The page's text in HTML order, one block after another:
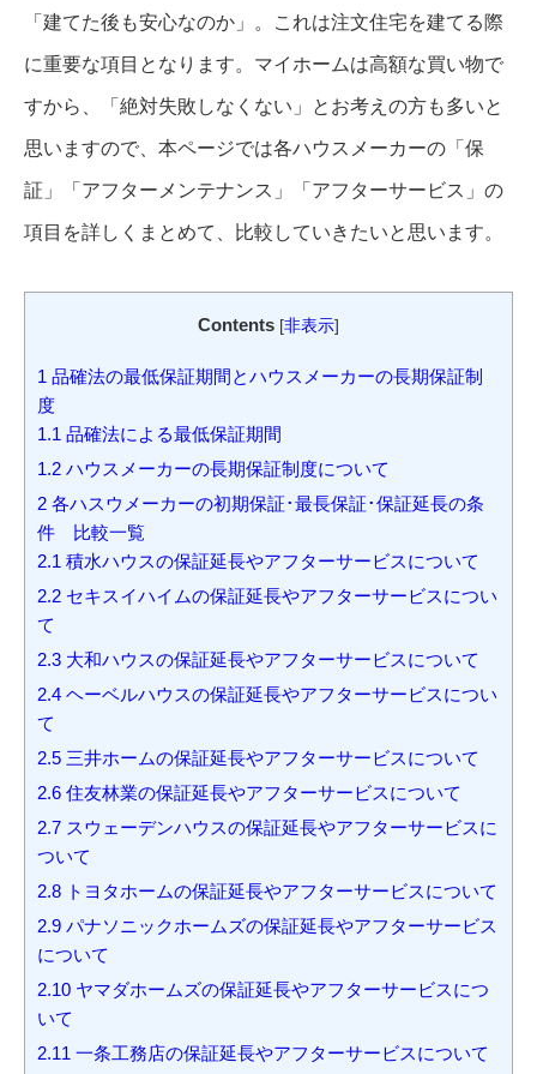
「建てた後も安心なのか」。これは注文住宅を建てる際
に重要な項目となります。マイホームは高額な買い物で
すから、「絶対失敗しなくない」とお考えの方も多いと
思いますので、本ページでは各ハウスメーカーの「保
証」「アフターメンテナンス」「アフターサービス」の
項目を詳しくまとめて、比較していきたいと思います。
Contents [非表示]
1 品確法の最低保証期間とハウスメーカーの長期保証制
度
1.1 品確法による最低保証期間
1.2 ハウスメーカーの長期保証制度について
2 各ハスウメーカーの初期保証･最長保証･保証延長の条
件 比較一覧
2.1 積水ハウスの保証延長やアフターサービスについて
2.2 セキスイハイムの保証延長やアフターサービスについ
て
2.3 大和ハウスの保証延長やアフターサービスについて
2.4 ヘーベルハウスの保証延長やアフターサービスについ
て
2.5 三井ホームの保証延長やアフターサービスについて
2.6 住友林業の保証延長やアフターサービスについて
2.7 スウェーデンハウスの保証延長やアフターサービスに
ついて
2.8 トヨタホームの保証延長やアフターサービスについて
2.9 パナソニックホームズの保証延長やアフターサービス
について
2.10 ヤマダホームズの保証延長やアフターサービスにつ
いて
2.11 一条工務店の保証延長やアフターサービスについて